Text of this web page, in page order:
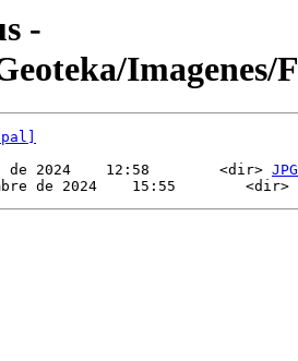
-
Imagenes/
de 2024    12:58        <dir> JPG
de 2024    15:55        <dir>